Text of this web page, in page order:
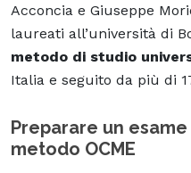
Acconcia e Giuseppe
laureati all’università di
metodo di studio
Italia e seguito da più di
Preparare un
metodo OCME